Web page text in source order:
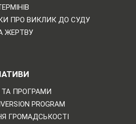
ПРО ВИКЛИК ДО СУДУ
ЖЕРТВУ
ТА ПРОГРАМИ
PROGRAM
ГРОМАДСЬКОСТІ